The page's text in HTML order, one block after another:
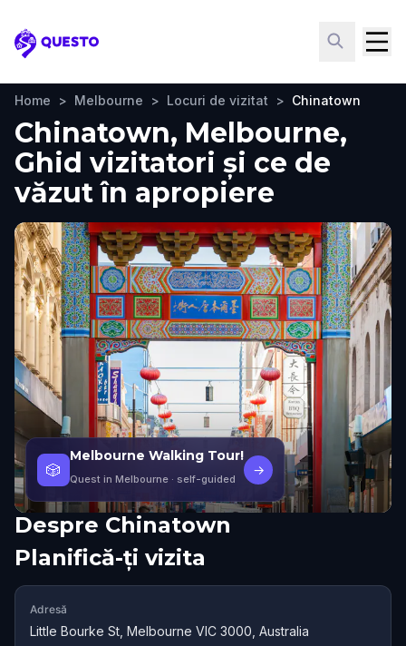
Questo
Home > Melbourne > Locuri de vizitat > Chinatown
Chinatown, Melbourne,
Ghid vizitatori și ce de
văzut în apropiere
🎲
Melbourne Walking Tour!
Quest in Melbourne · self-guided
→
Despre Chinatown
Planifică-ți vizita
Adresă
Little Bourke St, Melbourne VIC 3000, Australia